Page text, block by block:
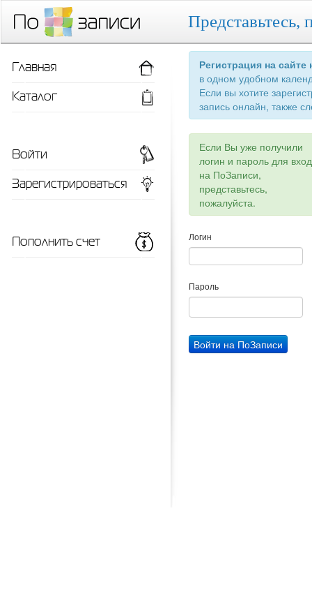
Представьтесь,
Регистрация на
в одном удобном
Если вы хотите
запись онлайн, также
Если Вы уже получили
логин и пароль для
на ПоЗаписи,
представьтесь,
пожалуйста.
Логин
Пароль
Главная
Каталог
Войти
Зарегистрироваться
Пополнить счет